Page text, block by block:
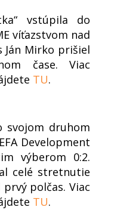
vstúpila do
víťazstvom nad
Ján Mirko prišiel
čase. Viac
TU.
svojom druhom
Development
výberom 0:2.
celé stretnutie
polčas. Viac
TU.